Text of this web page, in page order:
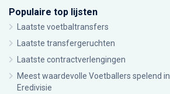
Populaire top lijsten
Laatste voetbaltransfers
Laatste transfergeruchten
Laatste contractverlengingen
Meest waardevolle Voetballers spelend
Eredivisie